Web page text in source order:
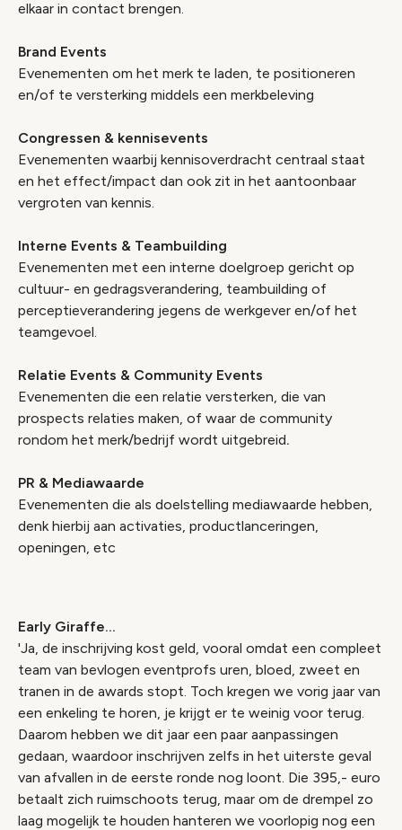
elkaar in contact brengen.
Brand Events
Evenementen om het merk te laden, te positioneren
en/of te versterking middels een merkbeleving
Congressen & kennisevents
Evenementen waarbij kennisoverdracht centraal staat
en het effect/impact dan ook zit in het aantoonbaar
vergroten van kennis.
Interne Events & Teambuilding
Evenementen met een interne doelgroep gericht op
cultuur- en gedragsverandering, teambuilding of
perceptieverandering jegens de werkgever en/of het
teamgevoel.
Relatie Events & Community Events
Evenementen die een relatie versterken, die van
prospects relaties maken, of waar de community
rondom het merk/bedrijf wordt uitgebreid.
PR & Mediawaarde
Evenementen die als doelstelling mediawaarde hebben,
denk hierbij aan activaties, productlanceringen,
openingen, etc
Early Giraffe...
'Ja, de inschrijving kost geld, vooral omdat een compleet
team van bevlogen eventprofs uren, bloed, zweet en
tranen in de awards stopt. Toch kregen we vorig jaar van
een enkeling te horen, je krijgt er te weinig voor terug.
Daarom hebben we dit jaar een paar aanpassingen
gedaan, waardoor inschrijven zelfs in het uiterste geval
van afvallen in de eerste ronde nog loont. Die 395,- euro
betaalt zich ruimschoots terug, maar om de drempel zo
laag mogelijk te houden hanteren we voorlopig nog een